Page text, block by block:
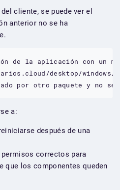
cliente, se puede ver el
anterior no se ha
de la aplicación con un
desktop/windows/
por otro paquete y no se
a:
después de una
correctos para
que los componentes queden